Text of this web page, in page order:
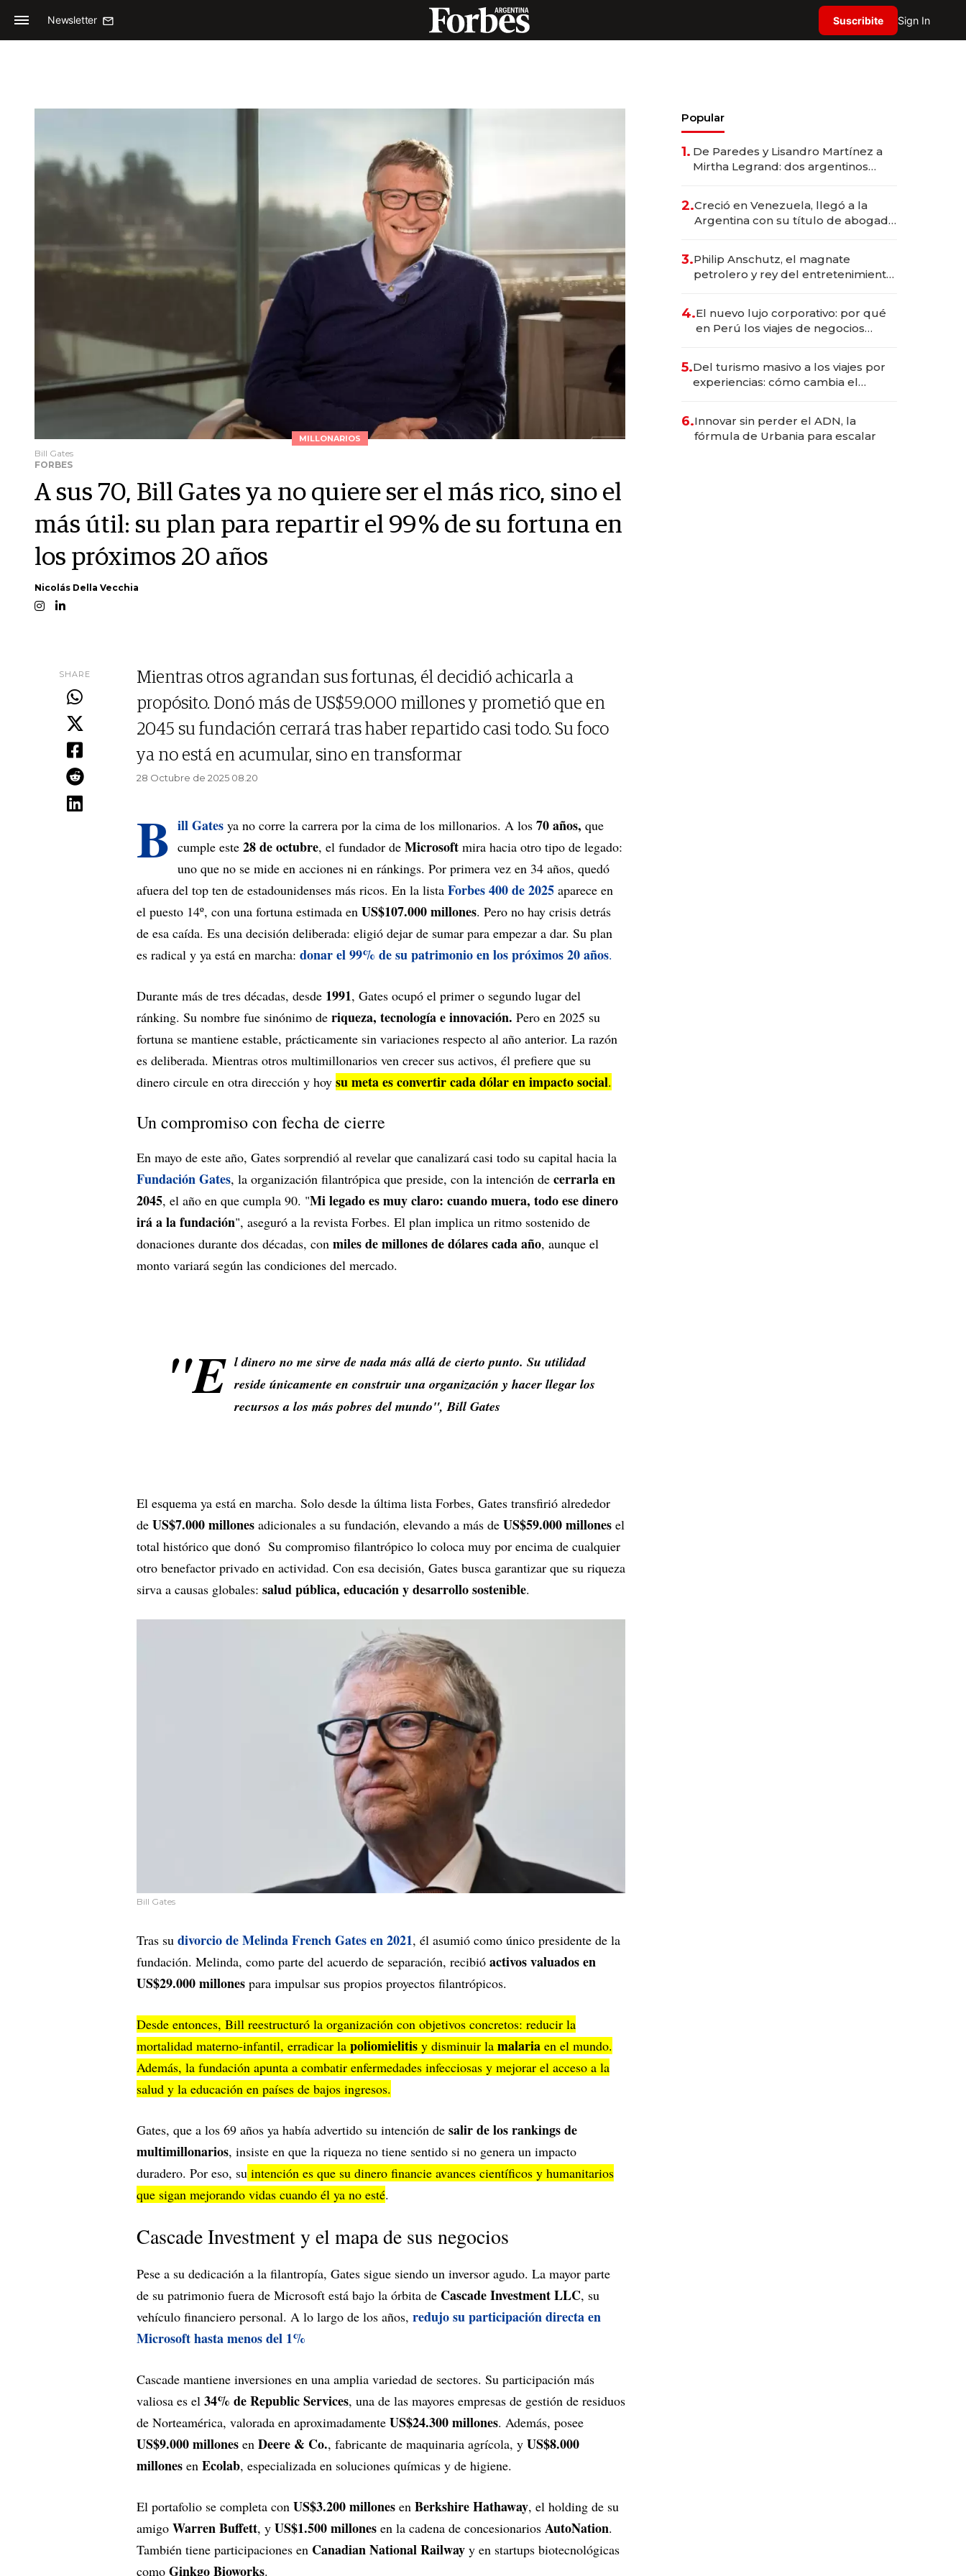
Newsletter Suscribite Sign In
MILLONARIOS
Bill Gates
FORBES
A sus 70, Bill Gates ya no quiere ser el más rico, sino el
más útil: su plan para repartir el 99 % de su fortuna en
los próximos 20 años
Nicolás Della Vecchia
SHARE
Mientras otros agrandan sus fortunas, él decidió achicarla a
propósito. Donó más de US$59.000 millones y prometió que en
2045 su fundación cerrará tras haber repartido casi todo. Su foco
ya no está en acumular, sino en transformar
28 Octubre de 2025 08.20
B ill Gates ya no corre la carrera por la cima de los millonarios. A los 70 años, que
cumple este 28 de octubre, el fundador de Microsoft mira hacia otro tipo de legado:
uno que no se mide en acciones ni en ránkings. Por primera vez en 34 años, quedó
afuera del top ten de estadounidenses más ricos. En la lista Forbes 400 de 2025 aparece en
el puesto 14º, con una fortuna estimada en US$107.000 millones. Pero no hay crisis detrás
de esa caída. Es una decisión deliberada: eligió dejar de sumar para empezar a dar. Su plan
es radical y ya está en marcha: donar el 99% de su patrimonio en los próximos 20 años.
Durante más de tres décadas, desde 1991, Gates ocupó el primer o segundo lugar del
ránking. Su nombre fue sinónimo de riqueza, tecnología e innovación. Pero en 2025 su
fortuna se mantiene estable, prácticamente sin variaciones respecto al año anterior. La razón
es deliberada. Mientras otros multimillonarios ven crecer sus activos, él prefiere que su
dinero circule en otra dirección y hoy su meta es convertir cada dólar en impacto social.
Un compromiso con fecha de cierre
En mayo de este año, Gates sorprendió al revelar que canalizará casi todo su capital hacia la
Fundación Gates, la organización filantrópica que preside, con la intención de cerrarla en
2045, el año en que cumpla 90. "Mi legado es muy claro: cuando muera, todo ese dinero
irá a la fundación", aseguró a la revista Forbes. El plan implica un ritmo sostenido de
donaciones durante dos décadas, con miles de millones de dólares cada año, aunque el
monto variará según las condiciones del mercado.
"E l dinero no me sirve de nada más allá de cierto punto. Su utilidad
reside únicamente en construir una organización y hacer llegar los
recursos a los más pobres del mundo", Bill Gates
El esquema ya está en marcha. Solo desde la última lista Forbes, Gates transfirió alrededor
de US$7.000 millones adicionales a su fundación, elevando a más de US$59.000 millones el
total histórico que donó Su compromiso filantrópico lo coloca muy por encima de cualquier
otro benefactor privado en actividad. Con esa decisión, Gates busca garantizar que su riqueza
sirva a causas globales: salud pública, educación y desarrollo sostenible.
Bill Gates
Tras su divorcio de Melinda French Gates en 2021, él asumió como único presidente de la
fundación. Melinda, como parte del acuerdo de separación, recibió activos valuados en
US$29.000 millones para impulsar sus propios proyectos filantrópicos.
Desde entonces, Bill reestructuró la organización con objetivos concretos: reducir la
mortalidad materno-infantil, erradicar la poliomielitis y disminuir la malaria en el mundo.
Además, la fundación apunta a combatir enfermedades infecciosas y mejorar el acceso a la
salud y la educación en países de bajos ingresos.
Gates, que a los 69 años ya había advertido su intención de salir de los rankings de
multimillonarios, insiste en que la riqueza no tiene sentido si no genera un impacto
duradero. Por eso, su intención es que su dinero financie avances científicos y humanitarios
que sigan mejorando vidas cuando él ya no esté.
Cascade Investment y el mapa de sus negocios
Pese a su dedicación a la filantropía, Gates sigue siendo un inversor agudo. La mayor parte
de su patrimonio fuera de Microsoft está bajo la órbita de Cascade Investment LLC, su
vehículo financiero personal. A lo largo de los años, redujo su participación directa en
Microsoft hasta menos del 1%
Cascade mantiene inversiones en una amplia variedad de sectores. Su participación más
valiosa es el 34% de Republic Services, una de las mayores empresas de gestión de residuos
de Norteamérica, valorada en aproximadamente US$24.300 millones. Además, posee
US$9.000 millones en Deere & Co., fabricante de maquinaria agrícola, y US$8.000
millones en Ecolab, especializada en soluciones químicas y de higiene.
El portafolio se completa con US$3.200 millones en Berkshire Hathaway, el holding de su
amigo Warren Buffett, y US$1.500 millones en la cadena de concesionarios AutoNation.
También tiene participaciones en Canadian National Railway y en startups biotecnológicas
como Ginkgo Bioworks.
Popular
1. De Paredes y Lisandro Martínez a
Mirtha Legrand: dos argentinos
2.Creció en Venezuela, llegó a la
Argentina con su título de abogado
marcas "fast premium"
3.Philip Anschutz, el magnate
petrolero y rey del entretenimiento
4.El nuevo lujo corporativo: por qué
en Perú los viajes de negocios
transformadoras
5.Del turismo masivo a los viajes por
experiencias: cómo cambia el
6.Innovar sin perder el ADN, la
fórmula de Urbania para escalar